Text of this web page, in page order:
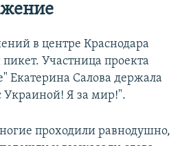
в центре Краснодара
Участница проекта
Екатерина Салова держала
Украиной! Я за мир!".
проходили равнодушно,